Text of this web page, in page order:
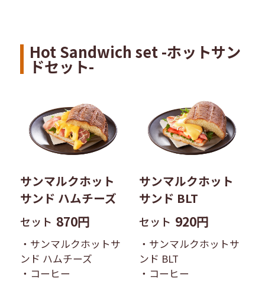
Hot Sandwich set -ホットサン
ドセット-
サンマルクホット
サンド ハムチーズ
セット 870円
・サンマルクホットサ
ンド ハムチーズ
・コーヒー
サンマルクホット
サンド BLT
セット 920円
・サンマルクホットサ
ンド BLT
・コーヒー